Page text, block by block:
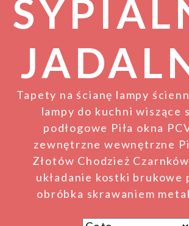
Tapety na ścianę lampy
lampy do kuchni wiszące
podłogowe Piła okna
zewnętrzne wewnętrzne
Złotów Chodzież
układanie kostki brukowe
obróbka skrawaniem